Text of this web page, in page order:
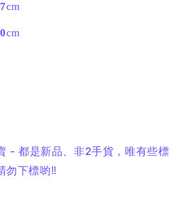
cm
cm
- 都是新品、非2手貨，唯有些標
勿下標喲‼️